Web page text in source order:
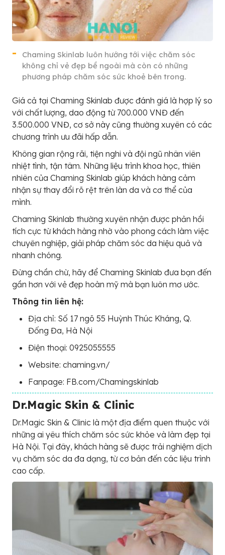
Chaming Skinlab luôn hướng tới việc chăm sóc
không chỉ vẻ đẹp bề ngoài mà còn có những
phương pháp chăm sóc sức khoẻ bên trong.
Giá cả tại Chaming Skinlab được đánh giá là hợp lý so
với chất lượng, dao động từ 700.000 VNĐ đến
3.500.000 VNĐ, cơ sở này cũng thường xuyên có các
chương trình ưu đãi hấp dẫn.
Không gian rộng rãi, tiện nghi và đội ngũ nhân viên
nhiệt tình, tận tâm. Những liệu trình khoa học, thiên
nhiên của Chaming Skinlab giúp khách hàng cảm
nhận sự thay đổi rõ rệt trên làn da và cơ thể của
mình.
Chaming Skinlab thường xuyên nhận được phản hồi
tích cực từ khách hàng nhờ vào phong cách làm việc
chuyên nghiệp, giải pháp chăm sóc da hiệu quả và
nhanh chóng.
Đừng chần chừ, hãy để Chaming Skinlab đưa bạn đến
gần hơn với vẻ đẹp hoàn mỹ mà bạn luôn mơ ước.
Thông tin liên hệ:
Địa chỉ: Số 17 ngõ 55 Huỳnh Thúc Kháng, Q.
Đống Đa, Hà Nội
Điện thoại: 0925055555
Website: chaming.vn/
Fanpage: FB.com/Chamingskinlab
Dr.Magic Skin & Clinic
Dr.Magic Skin & Clinic là một địa điểm quen thuộc với
những ai yêu thích chăm sóc sức khỏe và làm đẹp tại
Hà Nội. Tại đây, khách hàng sẽ được trải nghiệm dịch
vụ chăm sóc da đa dạng, từ cơ bản đến các liệu trình
cao cấp.